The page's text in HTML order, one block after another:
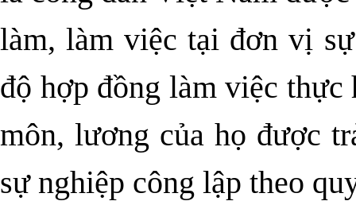
làm, làm việc tại đơn vị
độ hợp đồng làm việc thực
môn, lương của họ được
sự nghiệp công lập theo